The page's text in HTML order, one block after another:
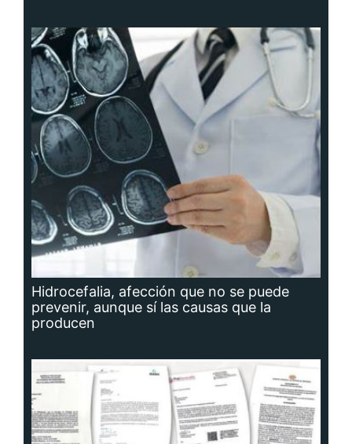
Hidrocefalia, afección que no se puede
prevenir, aunque sí las causas que la
producen